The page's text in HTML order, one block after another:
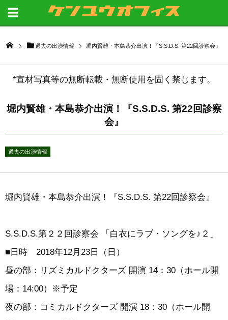
過去の出演情報 堀内賢雄・本島恭介出演！『S.S.D.S. 第22回診察会』
*宣材写真等の無断転載・無断使用を固く禁じます。
堀内賢雄・本島恭介出演！『S.S.D.S. 第22回診察
会』
過去の出演情報
堀内賢雄・本島恭介出演！『S.S.D.S. 第22回診察会』
S.S.D.S.第２２回診察会 「白衣にラブ・ソングを♪２」
■日時 2018年12月23日（日）
昼の部：リズミカルドクターズ 開演 14：30（ホール開
場：14:00）※予定
夜の部：コミカルドクターズ 開演 18：30（ホール開